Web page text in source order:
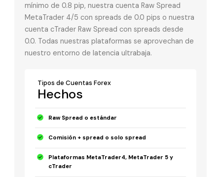
mínimo de 0.8 pip, nuestra cuenta Raw Spread
MetaTrader 4/5 con spreads de 0.0 pips o nuestra
cuenta cTrader Raw Spread con spreads desde
0.0. Todas nuestras plataformas se aprovechan de
nuestro entorno de latencia ultrabaja.
Tipos de Cuentas Forex
Hechos
Raw Spread o estándar
Comisión + spread o solo spread
Plataformas MetaTrader4, MetaTrader 5 y
cTrader